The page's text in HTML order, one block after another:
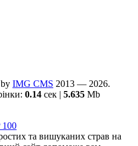
ІMG CMS 2013 — 2026.
0.14 сек | 5.635 Mb
та вишуканих страв на